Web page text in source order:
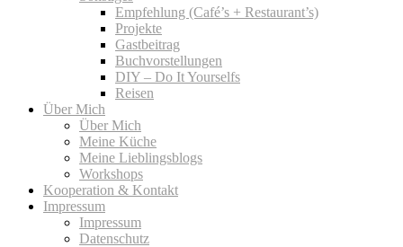
Empfehlung (Café’s + Restaurant’s)
Projekte
Gastbeitrag
Buchvorstellungen
DIY – Do It Yourselfs
Reisen
Über Mich
Über Mich
Meine Küche
Meine Lieblingsblogs
Workshops
Kooperation & Kontakt
Impressum
Impressum
Datenschutz